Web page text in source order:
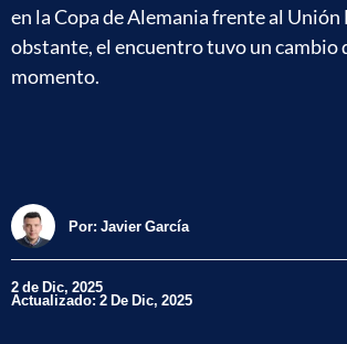
en la Copa de Alemania frente al
obstante, el encuentro tuvo un cambio
momento.
Por: Javier García
2 de Dic, 2025
Actualizado: 2 De Dic, 2025